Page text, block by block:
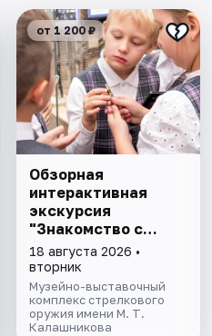
от 1 200 ₽
Обзорная
интерактивная
экскурсия
"Знакомство с
музеем"
18 августа 2026 •
вторник
Музейно-выставочный
комплекс стрелкового
оружия имени М. Т.
Калашникова